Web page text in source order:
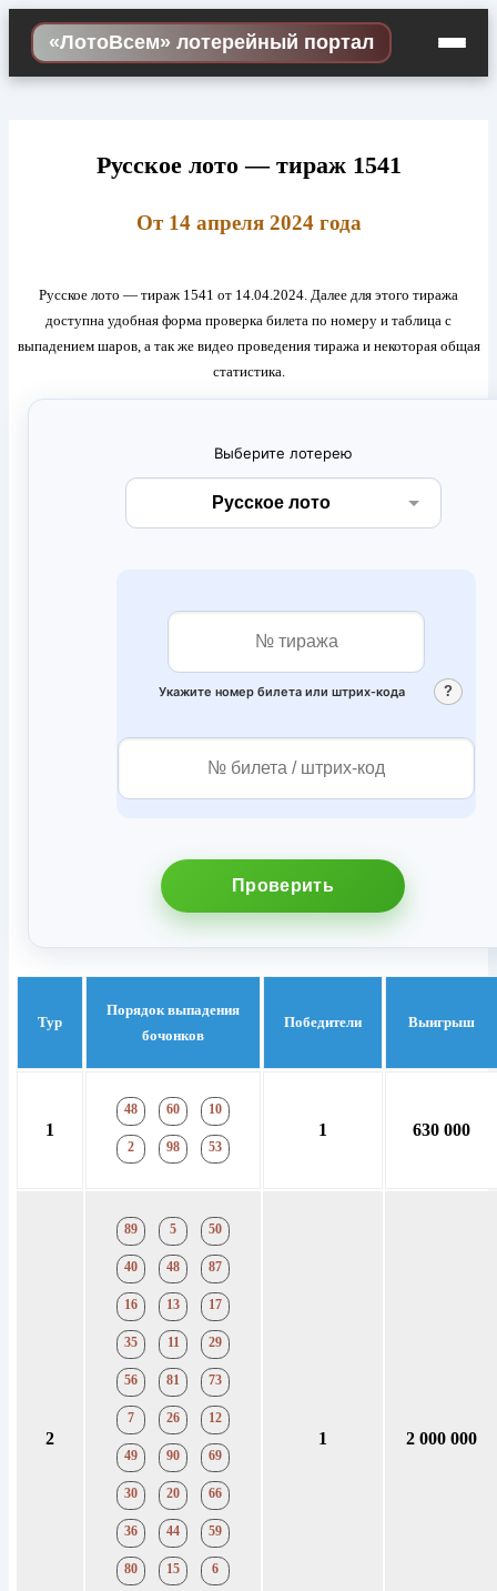
Skip
content
«ЛотоВсем» лотерейный портал
Русское лото — тираж 1541
От 14 апреля 2024 года
Русское лото — тираж 1541 от 14.04.2024. Далее для этого тиража
доступна удобная форма проверка билета по номеру и таблица с
выпадением шаров, а так же видео проведения тиража и некоторая общая
статистика.
Выберите лотерею
Укажите номер билета или штрих‑кода ?
Проверить
Тур
Порядок выпадения
бочонков
Победители Выигрыш
1
48 60 10
2 98 53
1 630 000
2
89 5 50
40 48 87
16 13 17
35 11 29
56 81 73
7 26 12
49 90 69
30 20 66
36 44 59
80 15 6
1 2 000 000